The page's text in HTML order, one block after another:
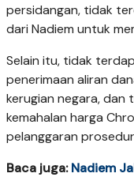
persidangan, tidak
dari Nadiem untuk
Selain itu, tidak
penerimaan aliran
kerugian negara,
kemahalan harga
pelanggaran
Baca juga:Nadiem